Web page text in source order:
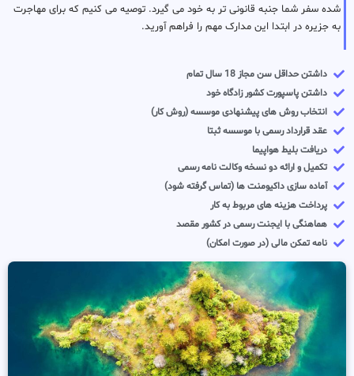
شده سفر شما جنبه قانونی تر به خود می گیرد. توصیه می کنیم که برای مهاجرت
به جزیره در ابتدا این مدارک مهم را فراهم آورید.
داشتن حداقل سن مجاز 18 سال تمام
داشتن پاسپورت کشور زادگاه خود
انتخاب روش های پیشنهادی موسسه (روش کار)
عقد قرارداد رسمی با موسسه ثبتا
دریافت بلیط هواپیما
تکمیل و ارائه دو نسخه وکالت نامه رسمی
آماده سازی داکیومنت ها (تماس گرفته شود)
پرداخت هزینه های مربوط به کار
هماهنگی با ایجنت رسمی در کشور مقصد
نامه تمکن مالی (در صورت امکان)